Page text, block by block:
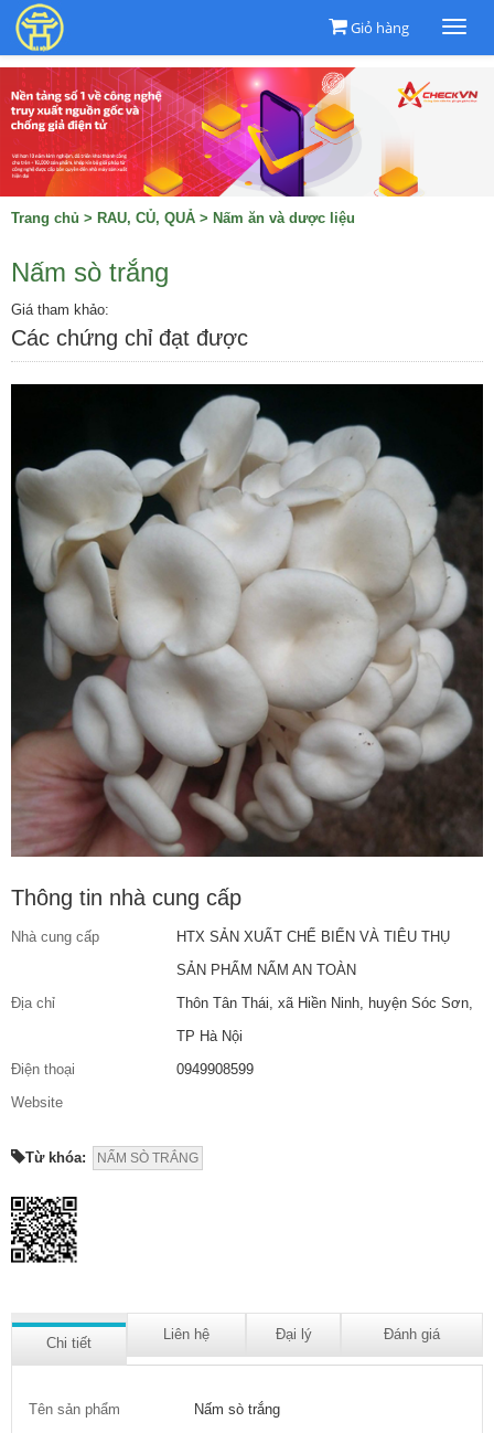
Giỏ hàng
Trang chủ > RAU, CỦ, QUẢ > Nấm ăn và dược liệu
Nấm sò trắng
Giá tham khảo:
Các chứng chỉ đạt được
Thông tin nhà cung cấp
Nhà cung cấp
HTX SẢN XUẤT CHẾ BIẾN VÀ TIÊU THỤ
SẢN PHẨM NẤM AN TOÀN
Địa chỉ
Thôn Tân Thái, xã Hiền Ninh, huyện Sóc Sơn,
TP Hà Nội
Điện thoại
0949908599
Website
Từ khóa: NẤM SÒ TRẮNG
Chi tiết
Liên hệ Đại lý Đánh giá
Tên sản phẩm
Nấm sò trắng